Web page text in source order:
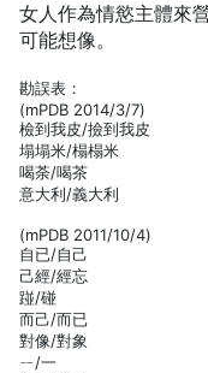
女人作為情慾主體來
可能想像。
勘誤表：
(mPDB 2014/3/7)
檢到我皮/撿到我皮
塌塌米/榻榻米
喝荼/喝茶
意大利/義大利
(mPDB 2011/10/4)
自已/自己
己經/經忘
踫/碰
而己/而已
對像/對象
ㄧ/一